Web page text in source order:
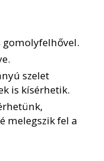
gomolyfelhővel.
szelet
is kísérhetik.
melegszik fel a